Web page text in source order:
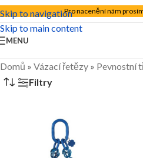
Skip to navigation
Skip to main content
Pro nacenění nám
MENU
Domů » Vázací řetězy » Pevnostní
Filtry